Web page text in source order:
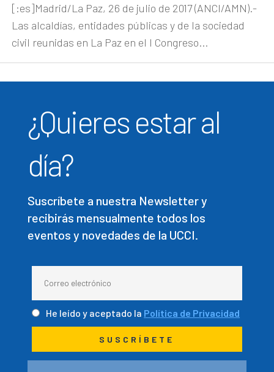
[:es]Madrid/La Paz, 26 de julio de 2017 (ANCI/AMN).-
Las alcaldías, entidades públicas y de la sociedad
civil reunidas en La Paz en el I Congreso...
¿Quieres estar al
día?
Suscríbete a nuestra Newsletter y
recibirás mensualmente todos los
eventos y novedades de la UCCI.
He leído y aceptado la Política de Privacidad